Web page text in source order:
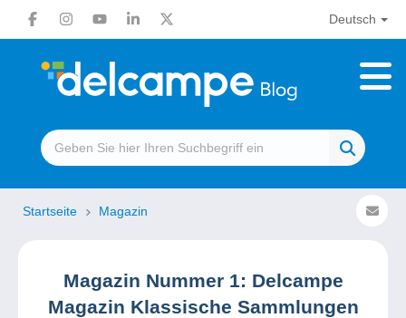
Deutsch
Startseite Magazin
Magazin Nummer 1: Delcampe
Magazin Klassische Sammlungen